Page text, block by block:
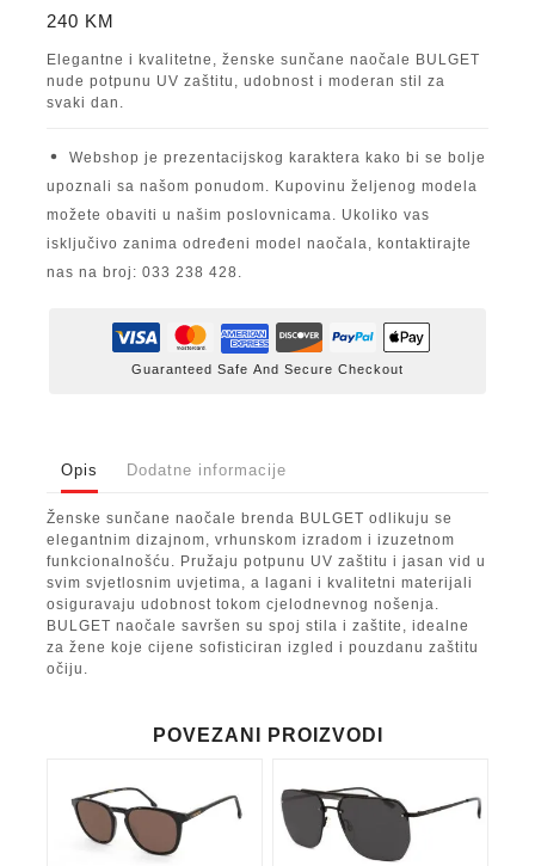
240 KM
Elegantne i kvalitetne, ženske sunčane naočale BULGET
nude potpunu UV zaštitu, udobnost i moderan stil za
svaki dan.
Webshop je prezentacijskog karaktera kako bi se bolje
upoznali sa našom ponudom. Kupovinu željenog modela
možete obaviti u našim poslovnicama. Ukoliko vas
isključivo zanima određeni model naočala, kontaktirajte
nas na broj: 033 238 428.
Guaranteed Safe And Secure Checkout
Opis Dodatne informacije
Ženske sunčane naočale brenda BULGET odlikuju se
elegantnim dizajnom, vrhunskom izradom i izuzetnom
funkcionalnošću. Pružaju potpunu UV zaštitu i jasan vid u
svim svjetlosnim uvjetima, a lagani i kvalitetni materijali
osiguravaju udobnost tokom cjelodnevnog nošenja.
BULGET naočale savršen su spoj stila i zaštite, idealne
za žene koje cijene sofisticiran izgled i pouzdanu zaštitu
očiju.
POVEZANI PROIZVODI